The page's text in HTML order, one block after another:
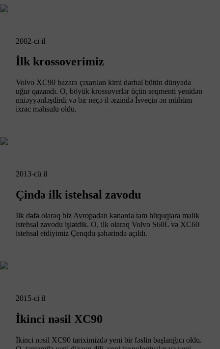
2002-ci il
İlk krossoverimiz
Volvo XC90 bazara çıxarılan kimi dərhal bütün dünyada
uğur qazandı. O, böyük krossoverlər üçün seqmenti yenidən
müəyyənləşdirdi və bir neçə il ərzində İsveçin ən mühüm
ixrac məhsulu oldu.
2013-cü il
Çində ilk istehsal zavodu
İlk dəfə olaraq biz Avropadan kənarda tam hüquqlara malik
istehsal zavodu işlətdik. O, ilk olaraq Volvo S60L və XC60
istehsal etdiyimiz Çenqdu şəhərində açıldı.
2015-ci il
İkinci nəsil XC90
İkinci nəsil XC90 tariximizdə yeni bir fəslin başlanğıcı oldu.